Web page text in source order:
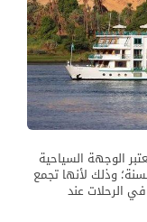
الوجهة السياحية
وذلك لأنها تجمع
الرحلات عند